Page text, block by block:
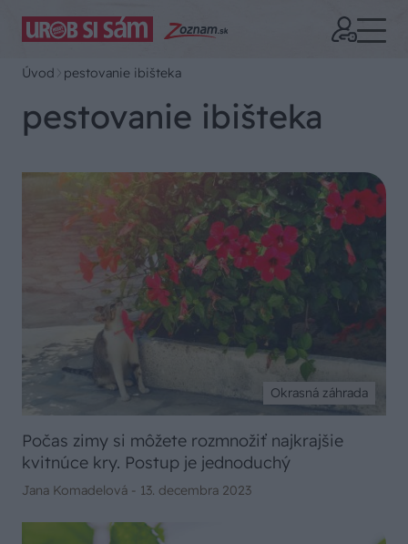
Úvod pestovanie ibišteka
pestovanie ibišteka
Okrasná záhrada
Počas zimy si môžete rozmnožiť najkrajšie
kvitnúce kry. Postup je jednoduchý
Jana Komadelová - 13. decembra 2023